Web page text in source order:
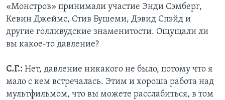
«Монстров» принимали участие Энди Сэмберг,
Кевин Джеймс, Стив Бушеми, Дэвид Спэйд и
другие голливудские знаменитости. Ощущали ли
вы какое-то давление?
С.Г.: Нет, давление никакого не было, потому что я
мало с кем встречалась. Этим и хороша работа над
мультфильмом, что вы можете расслабиться, в том